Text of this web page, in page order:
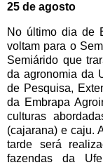
25 de agosto
No último dia de
voltam para o
Semiárido que
da agronomia da
de Pesquisa,
da Embrapa
culturas
(cajarana) e caju.
tarde será
fazendas da